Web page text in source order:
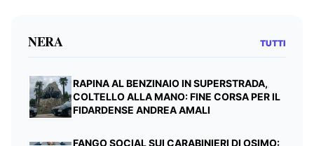
NERA TUTTI
RAPINA AL BENZINAIO IN SUPERSTRADA,
COLTELLO ALLA MANO: FINE CORSA PER IL
FIDARDENSE ANDREA AMALI
FANGO SOCIAL SUI CARABINIERI DI OSIMO: